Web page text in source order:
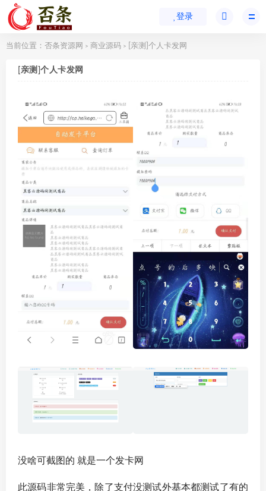
登录
当前位置： 否条资源网 > 商业源码 > [亲测]个人卡发网
[亲测]个人卡发网
没啥可截图的 就是一个发卡网
此源码非常完美，除了支付没测试外基本都测试了有的